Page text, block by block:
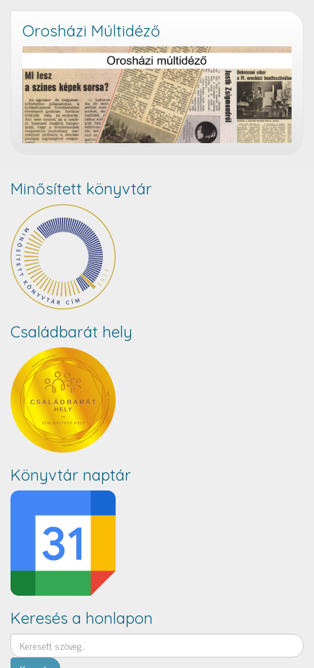
Orosházi Múltidéző
Minősített könyvtár
Családbarát hely
Könyvtár naptár
Keresés a honlapon
Keresés